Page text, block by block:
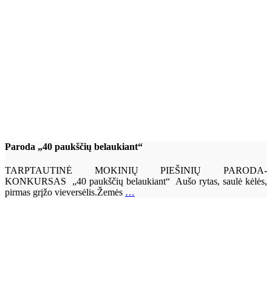
Paroda „40 paukščių belaukiant“
TARPTAUTINĖ MOKINIŲ PIEŠINIŲ PARODA-
KONKURSAS „40 paukščių belaukiant“ Aušo rytas, saulė kėlės,
pirmas grįžo vieversėlis.Žemės …